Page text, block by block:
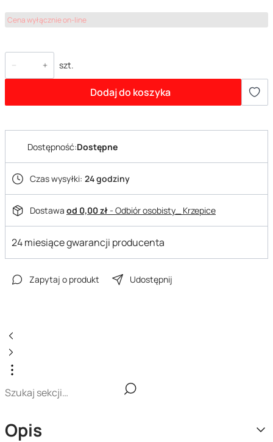
Cena wyłącznie on-line
szt.
Dodaj do koszyka
Dostępność:Dostępne
Czas wysyłki: 24 godziny
Dostawa od 0,00 zł- Odbiór osobisty_ Krzepice
24 miesiące gwarancji producenta
Zapytaj o produkt Udostępnij
Opis